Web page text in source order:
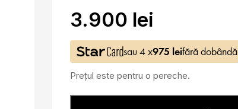
3.900 lei
sau 4 x975 leifără dobândă
Prețul este pentru o pereche.